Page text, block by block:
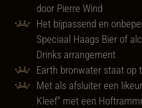
door Pierre Wind
Het bijpassend en
Speciaal Haags Bier of
Drinks arrangement
Earth bronwater staat op
Met als afsluiter een
Kleef” met een